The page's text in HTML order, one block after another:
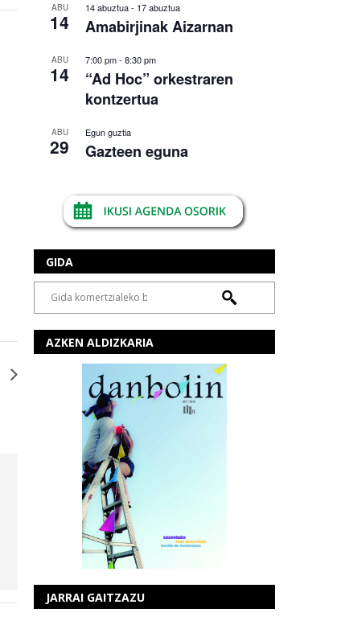
ABU
14
14 abuztua- 17 abuztua
Amabirjinak Aizarnan
ABU
14
7:00 pm- 8:30 pm
“Ad Hoc” orkestraren
kontzertua
ABU
29
Egun guztia
Gazteen eguna
GIDA
AZKEN ALDIZKARIA
JARRAI GAITZAZU